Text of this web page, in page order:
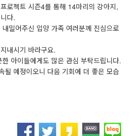
로젝트 시즌4를 통해 14마리의 강아지,
다.
밀어주신 입양 가족 여러분께 진심으로
내시기 바라구요.
아이들에게도 많은 관심 부탁드립니다.
될 예정이오니 다음 기회에 더 좋은 모습